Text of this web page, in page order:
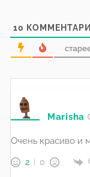
10
Marisha
Очень красиво и
2 0